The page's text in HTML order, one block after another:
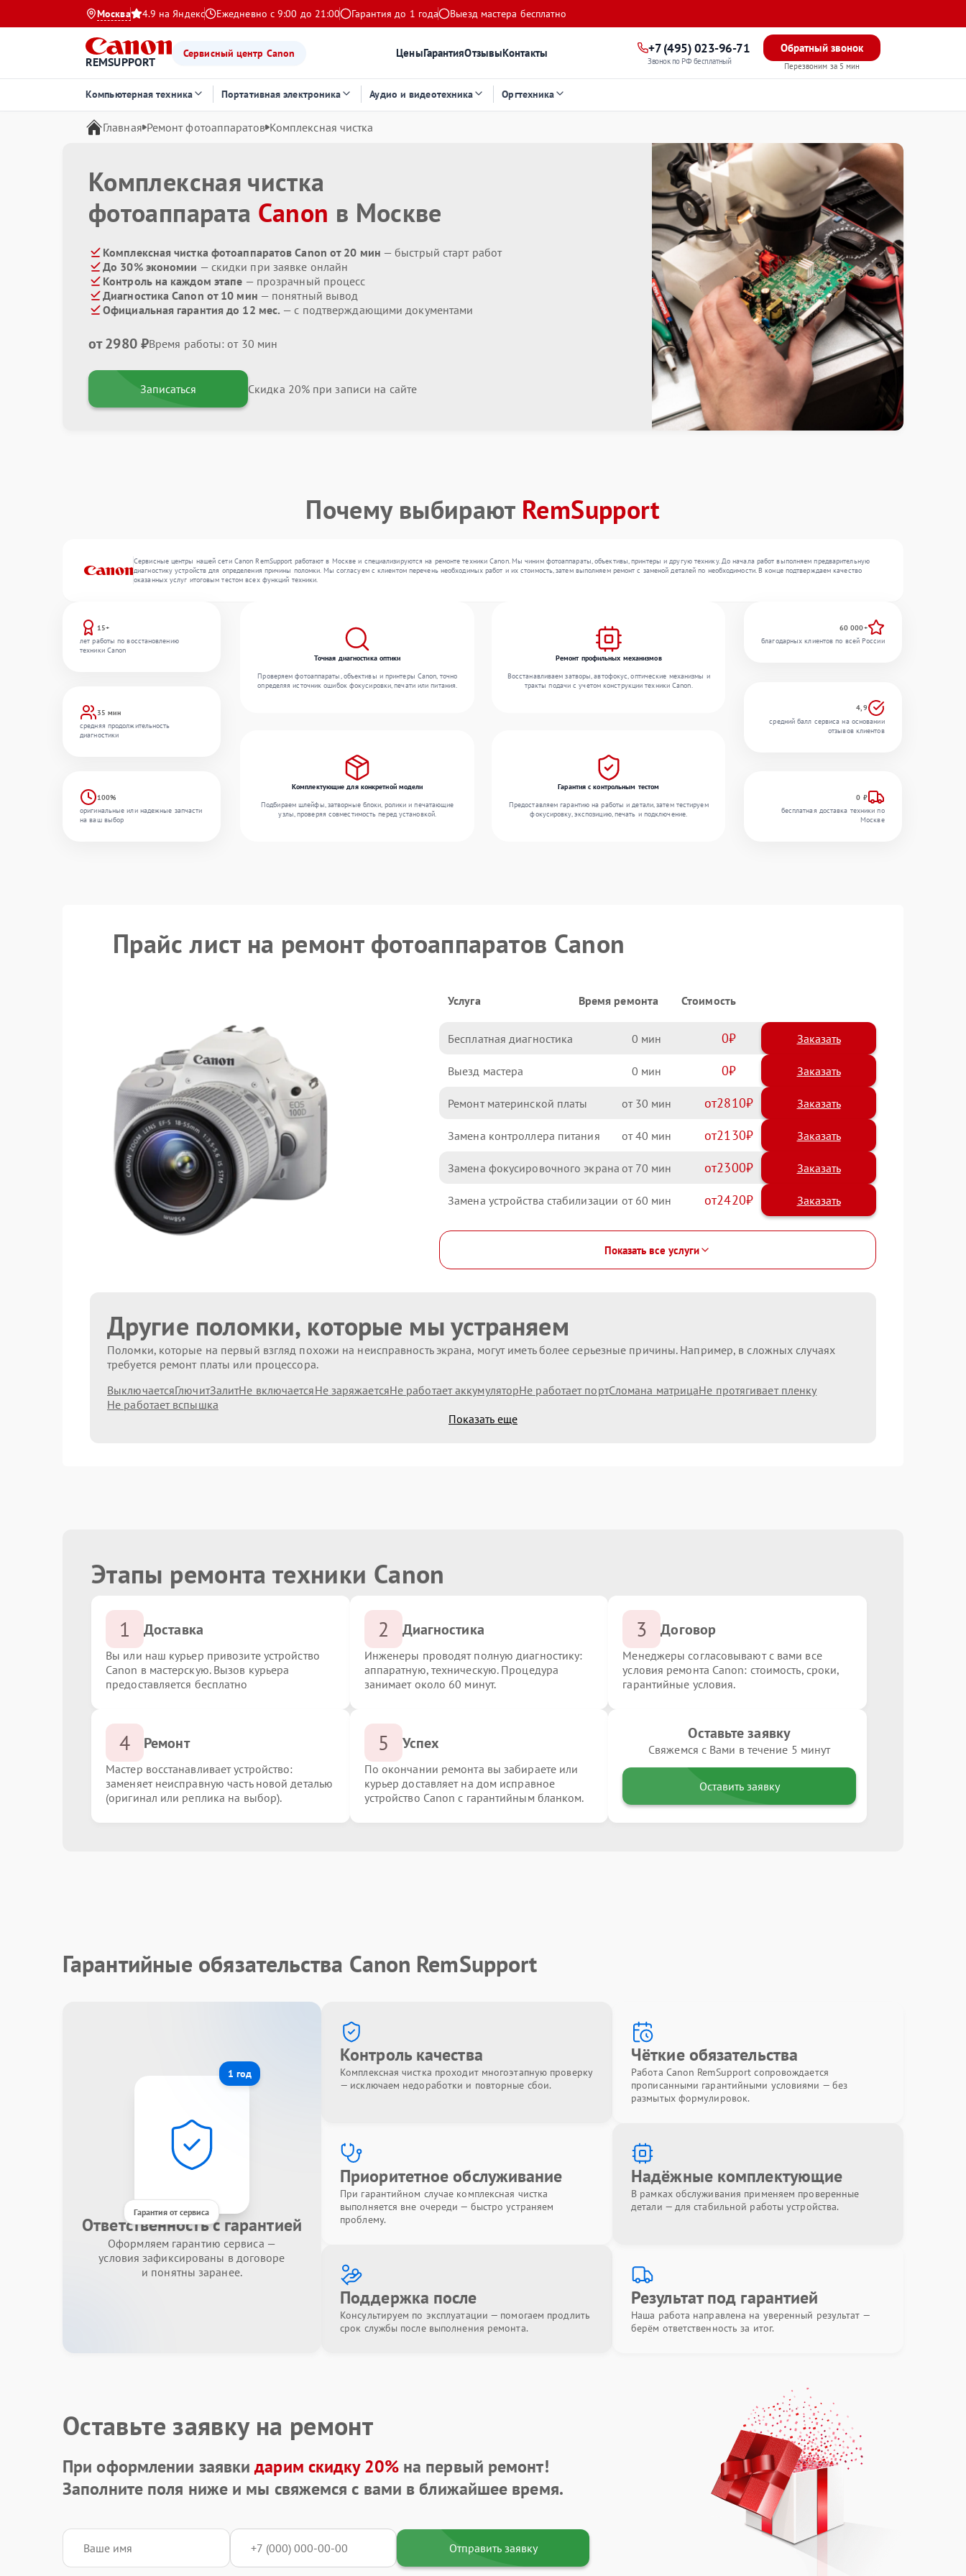
Москва 4.9 на Яндекс Ежедневно с 9:00 до 21:00 Гарантия до 1 года Выезд мастера бесплатно
REMSUPPORT
Сервисный центр Canon ЦеныГарантияОтзывыКонтакты +7 (495) 023-96-71
Звонок по РФ бесплатный
Обратный звонок
Перезвоним за 5 мин
Компьютерная техника Портативная электроника Аудио и видеотехника Оргтехника
Главная Ремонт фотоаппаратов Комплексная чистка
Комплексная чистка
фотоаппарата Canon в Москве
Комплексная чистка фотоаппаратов Canon от 20 мин — быстрый старт работ
До 30% экономии — скидки при заявке онлайн
Контроль на каждом этапе — прозрачный процесс
Диагностика Canon от 10 мин — понятный вывод
Официальная гарантия до 12 мес. — с подтверждающими документами
от 2980 ₽Время работы: от 30 мин
Записаться Скидка 20% при записи на сайте
Почему выбирают RemSupport
Сервисные центры нашей сети Canon RemSupport работают в Москве и специализируются на ремонте техники Canon. Мы чиним фотоаппараты, объективы, принтеры и другую технику. До начала работ выполняем предварительную
диагностику устройств для определения причины поломки. Мы согласуем с клиентом перечень необходимых работ и их стоимость, затем выполняем ремонт с заменой деталей по необходимости. В конце подтверждаем качество
оказанных услуг итоговым тестом всех функций техники.
15+
лет работы по восстановлению
техники Canon
35 мин
средняя продолжительность
диагностики
100%
оригинальные или надежные запчасти
на ваш выбор
Точная диагностика оптики
Проверяем фотоаппараты, объективы и принтеры Canon, точно
определяя источник ошибок фокусировки, печати или питания.
Ремонт профильных механизмов
Восстанавливаем затворы, автофокус, оптические механизмы и
тракты подачи с учетом конструкции техники Canon.
Комплектующие для конкретной модели
Подбираем шлейфы, затворные блоки, ролики и печатающие
узлы, проверяя совместимость перед установкой.
Гарантия с контрольным тестом
Предоставляем гарантию на работы и детали, затем тестируем
фокусировку, экспозицию, печать и подключение.
60 000+
благодарных клиентов по всей России
4,9
средний балл сервиса на основании
отзывов клиентов
0 ₽
бесплатная доставка техники по
Москве
Прайс лист на ремонт фотоаппаратов Canon
Услуга Время ремонта Стоимость
Бесплатная диагностика 0 0 Заказать
Выезд мастера 0 0 Заказать
Ремонт материнской платы 30 2810
Замена контроллера питания 40 2130
Замена фокусировочного экрана 70 2300
Замена устройства стабилизации 60 2420
Показать все услуги
Другие поломки, которые мы устраняем
Поломки, которые на первый взгляд похожи на неисправность экрана, могут иметь более серьезные причины. Например, в сложных случаях
требуется ремонт платы или процессора.
ВыключаетсяГлючитЗалитНе включаетсяНе заряжаетсяНе работает аккумуляторНе работает портСломана матрицаНе протягивает пленку
Не работает вспышка
Показать еще
Этапы ремонта техники Canon
1 Доставка
Вы или наш курьер привозите устройство
Canon в мастерскую. Вызов курьера
предоставляется бесплатно
2 Диагностика
Инженеры проводят полную диагностику:
аппаратную, техническую. Процедура
занимает около 60 минут.
3 Договор
Менеджеры согласовывают с вами все
условия ремонта Canon: стоимость, сроки,
гарантийные условия.
4 Ремонт
Мастер восстанавливает устройство:
заменяет неисправную часть новой деталью
(оригинал или реплика на выбор).
5 Успех
По окончании ремонта вы забираете или
курьер доставляет на дом исправное
устройство Canon с гарантийным бланком.
Оставьте заявку
Свяжемся с Вами в течение 5 минут
Оставить заявку
Гарантийные обязательства Canon RemSupport
1 год
Гарантия от сервиса
Ответственность с гарантией
Оформляем гарантию сервиса —
условия зафиксированы в договоре
и понятны заранее.
Контроль качества
Комплексная чистка проходит многоэтапную проверку
— исключаем недоработки и повторные сбои.
Чёткие обязательства
Работа Canon RemSupport сопровождается
прописанными гарантийными условиями — без
размытых формулировок.
Приоритетное обслуживание
При гарантийном случае комплексная чистка
выполняется вне очереди — быстро устраняем
проблему.
Надёжные комплектующие
В рамках обслуживания применяем проверенные
детали — для стабильной работы устройства.
Поддержка после
Консультируем по эксплуатации — помогаем продлить
срок службы после выполнения ремонта.
Результат под гарантией
Наша работа направлена на уверенный результат —
берём ответственность за итог.
Оставьте заявку на ремонт
При оформлении заявкидарим скидку 20%на первый ремонт!
Заполните поля ниже и мы свяжемся с вами в ближайшее время.
Отправить заявку